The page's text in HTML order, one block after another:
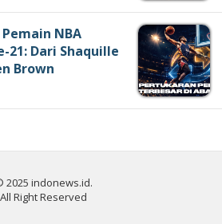
NBA
21: Dari Shaquille
Brown
2025 indonews.id.
All Right Reserved